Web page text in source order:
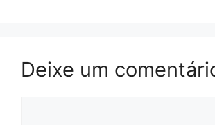
Deixe um